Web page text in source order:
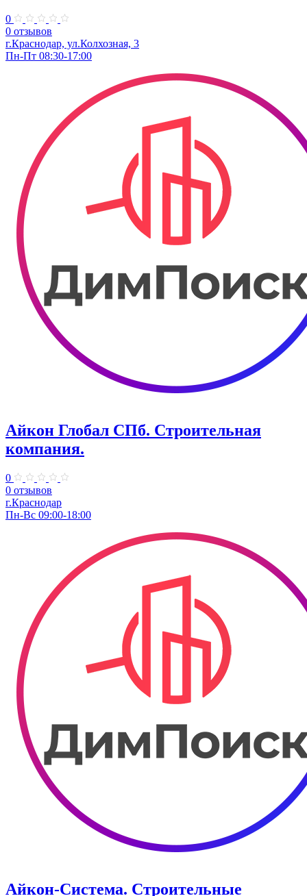
0
0 отзывов
г.Краснодар, ул.Колхозная, 3
Пн-Пт 08:30-17:00
Айкон Глобал СПб. Строительная
компания.
0
0 отзывов
г.Краснодар
Пн-Вс 09:00-18:00
Айкон-Система. Строительные